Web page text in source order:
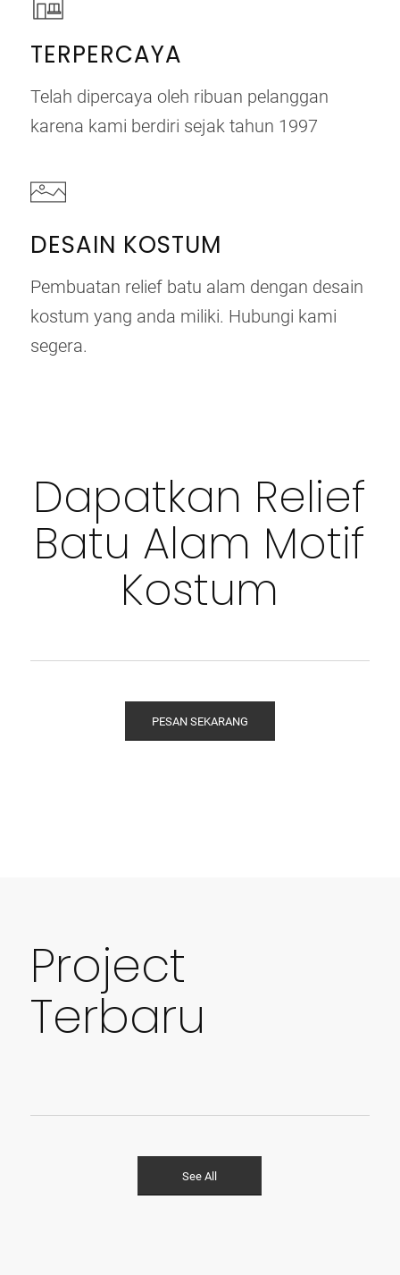
TERPERCAYA
Telah dipercaya oleh ribuan pelanggan
karena kami berdiri sejak tahun 1997
DESAIN KOSTUM
Pembuatan relief batu alam dengan desain
kostum yang anda miliki. Hubungi kami
segera.
Dapatkan Relief
Batu Alam Motif
Kostum
PESAN SEKARANG
Project
Terbaru
See All